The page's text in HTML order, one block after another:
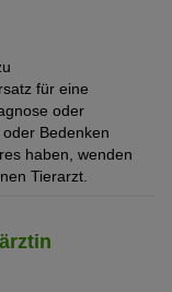
für eine
oder
Bedenken
haben, wenden
Tierarzt.